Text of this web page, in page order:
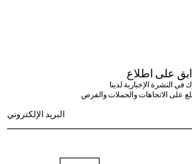
ابق على اطلاع